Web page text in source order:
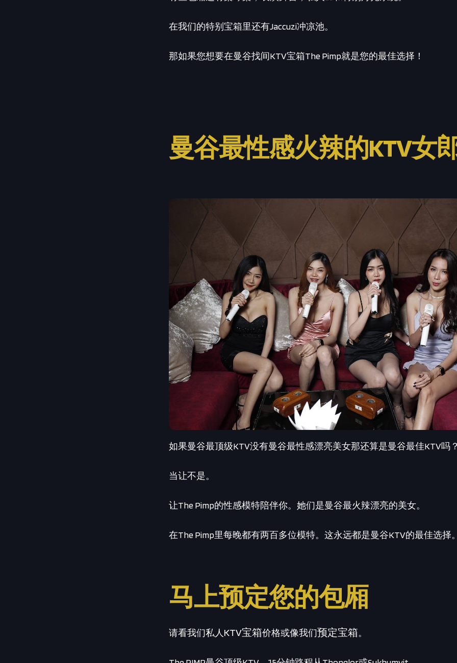
在我们的特别宝箱里还有Jaccuzi冲凉池。
那如果您想要在曼谷找间KTV宝箱The Pimp就是您的最佳选择！
曼谷最性感火辣的KTV女
如果曼谷最顶级KTV没有曼谷最性感漂亮美女那还算是曼谷最佳KTV吗
当让不是。
让The Pimp的性感模特陪伴你。她们是曼谷最火辣漂亮的美女。
在The Pimp里每晚都有两百多位模特。这永远都是曼谷KTV的最佳选择
马上预定您的包厢
请看我们私人KTV宝箱价格或像我们预定宝箱。